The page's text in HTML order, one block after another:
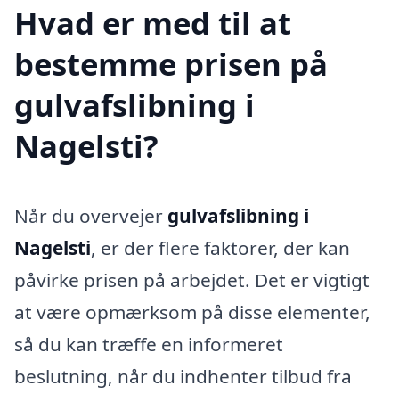
Hvad er med til at
bestemme prisen på
gulvafslibning i
Nagelsti?
Når du overvejer gulvafslibning i
Nagelsti, er der flere faktorer, der kan
påvirke prisen på arbejdet. Det er vigtigt
at være opmærksom på disse elementer,
så du kan træffe en informeret
beslutning, når du indhenter tilbud fra